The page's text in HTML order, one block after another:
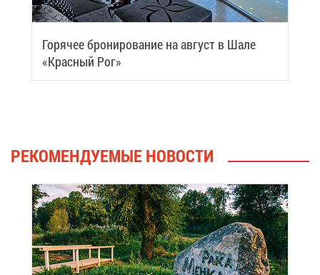
Го­ря­чее бро­ни­ро­ва­ние на ав­густ в Ша­ле
«Крас­ный Рог»
РЕ­КО­МЕН­ДУ­Е­МЫЕ НО­ВО­СТИ